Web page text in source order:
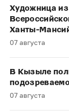
Художница
Ханты-
07 августа
В Кызыле
07 августа